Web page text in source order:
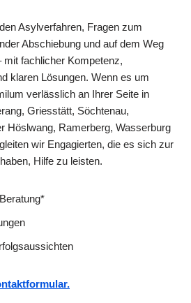
Asylverfahren, Fragen zum
Abschiebung und auf dem Weg
fachlicher Kompetenz,
klaren Lösungen. Wenn es um
verlässlich an Ihrer Seite in
Griesstätt, Söchtenau,
Höslwang, Ramerberg, Wasserburg
wir Engagierten, die es sich zur
Hilfe zu leisten.